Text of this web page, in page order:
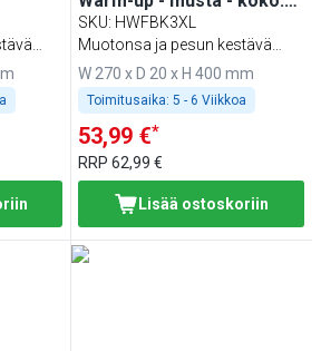
3XL
SKU: HWFBK3XL
Muotonsa ja pesun kestävä
sekä ympäristöystävällinen
W 270 x D 20 x H 400 mm
Toimitusaika: 5 - 6 Viikkoa
53,99 €*
RRP62,99 €
Lisää ostoskoriin